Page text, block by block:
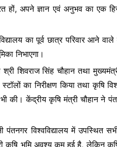
हों, अपने ज्ञान एवं अनुभव का एक
का पूर्व छात्र परिवार आने
निभाएगा।
शिवराज सिंह चौहान तथा
का निरीक्षण किया तथा कृषि
की। केंद्रीय कृषि मंत्री चौहान ने
विश्वविद्यालय में उपस्थित
कृषि भूमि अवश्य कम हुई है, लेकिन